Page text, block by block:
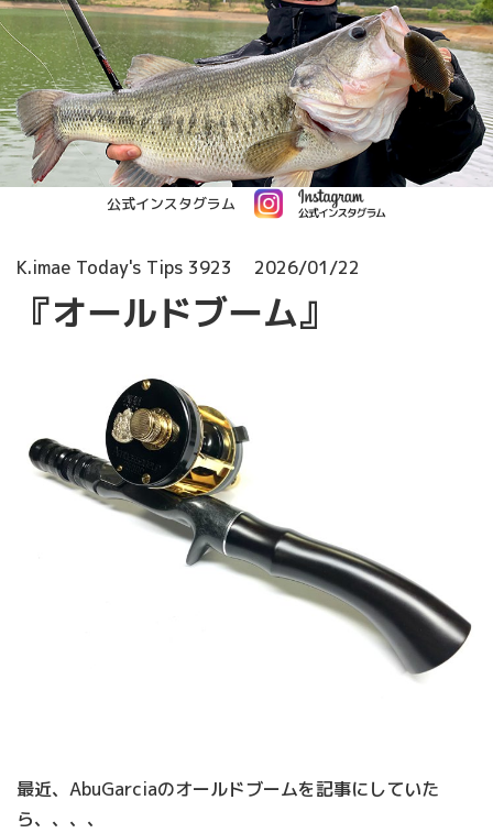
公式インスタグラム
K.imae Today's Tips 3923 2026/01/22
『オールドブーム』
最近、AbuGarciaのオールドブームを記事にしていた
ら、、、、